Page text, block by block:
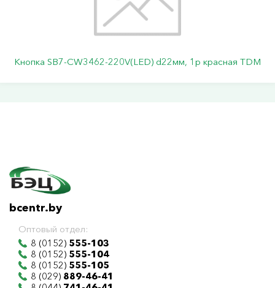
Кнопка SB7-CW3462-220V(LED) d22мм, 1р красная TDM
bcentr.by
Оптовый отдел:
8 (0152) 555-103
8 (0152) 555-104
8 (0152) 555-105
8 (029) 889-46-41